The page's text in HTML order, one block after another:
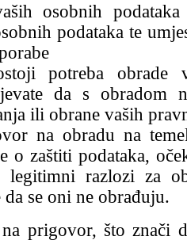
osobnih podataka
podataka te
potreba obrade
da s obradom
ili obrane vaših
na obradu na
o zaštiti podataka,
razlozi za
se oni ne obrađuju.
prigovor, što znači